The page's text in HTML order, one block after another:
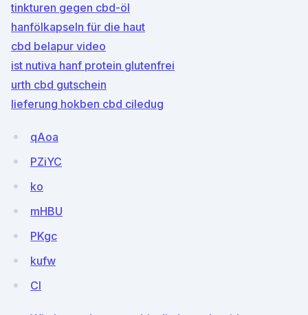
tinkturen gegen cbd-öl
hanfölkapseln für die haut
cbd belapur video
ist nutiva hanf protein glutenfrei
urth cbd gutschein
lieferung hokben cbd ciledug
qAoa
PZiYC
ko
mHBU
PKgc
kufw
CI